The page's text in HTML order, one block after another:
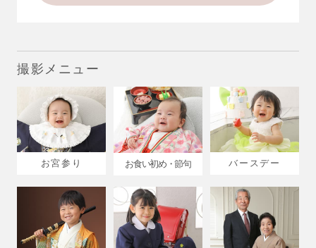
撮影メニュー
お宮参り お食い初め・節句 バースデー